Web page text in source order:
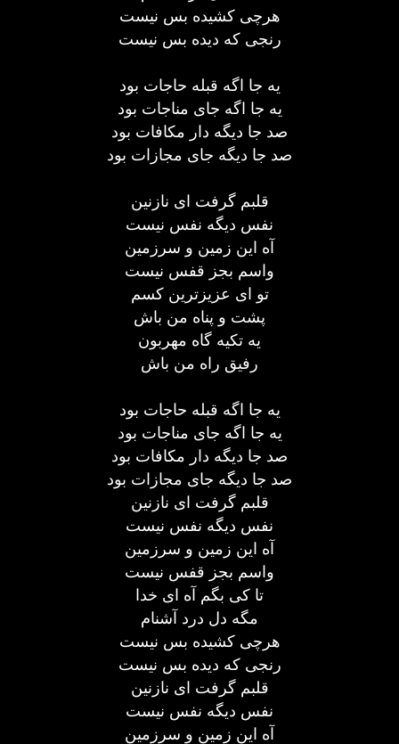
هرچی کشیده بس نیست
رنجی که دیده بس نیست
یه جا اگه قبله حاجات بود
یه جا اگه جای مناجات بود
صد جا دیگه دار مکافات بود
صد جا دیگه جای مجازات بود
قلبم گرفت ای نازنین
نفس دیگه نفس نیست
آه این زمین و سرزمین
واسم بجز قفس نیست
تو ای عزیزترین کسم
پشت و پناه من باش
یه تکیه گاه مهربون
رفیق راه من باش
یه جا اگه قبله حاجات بود
یه جا اگه جای مناجات بود
صد جا دیگه دار مکافات بود
صد جا دیگه جای مجازات بود
قلبم گرفت ای نازنین
نفس دیگه نفس نیست
آه این زمین و سرزمین
واسم بجز قفس نیست
تا کی بگم آه ای خدا
مگه دل درد آشنام
هرچی کشیده بس نیست
رنجی که دیده بس نیست
قلبم گرفت ای نازنین
نفس دیگه نفس نیست
آه این زمین و سرزمین